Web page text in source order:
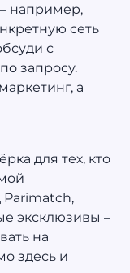
например,
сеть
с
запросу.
а
для тех, кто
эксклюзивы –
на
здесь и